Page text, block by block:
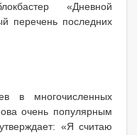
«Дневной
перечень последних
в многочисленных
очень популярным
«Я считаю